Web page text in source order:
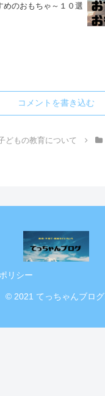
めのおもちゃ～１０選
コメントを書き込む
どもの教育について
リシー
© 2021 てっちゃんブログ.